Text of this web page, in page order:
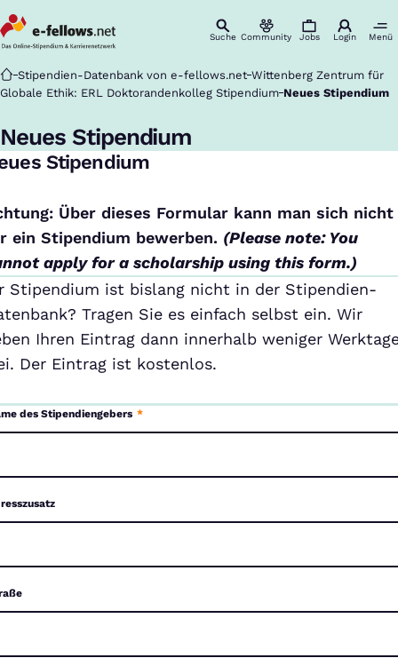
Suche Community Jobs Login Menü
Startseite
Stipendien-Datenbank von e-fellows.net Wittenberg Zentrum für
Globale Ethik: ERL Doktorandenkolleg Stipendium Neues Stipendium
Neues Stipendium
Stipendium
Über dieses Formular kann man sich nicht
ein Stipendium bewerben. (Please note: You
apply for a scholarship using this form.)
Stipendium ist bislang nicht in der Stipendien-
Tragen Sie es einfach selbst ein. Wir
Ihren Eintrag dann innerhalb weniger
Der Eintrag ist kostenlos.
des Stipendiengebers *